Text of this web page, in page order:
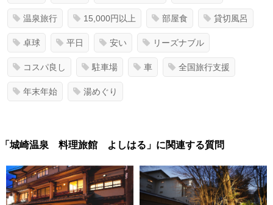
温泉旅行 15,000円以上 部屋食 貸切風呂
卓球 平日 安い リーズナブル
コスパ良し 駐車場 車 全国旅行支援
年末年始 湯めぐり
「城崎温泉 料理旅館 よしはる」に関連する質問